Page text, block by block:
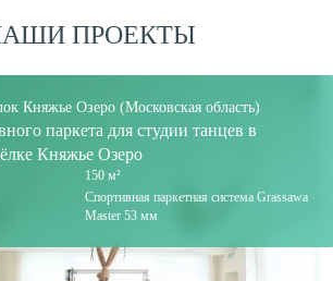
ПРОЕКТЫ
Княжье Озеро (Московская область)
паркета для студии танцев в
Княжье Озеро
150 м²
Спортивная паркетная система Grassawa
Master 53 мм